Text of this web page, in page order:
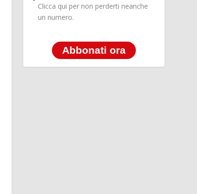
Clicca qui per non perderti neanche
un numero.
Abbonati ora